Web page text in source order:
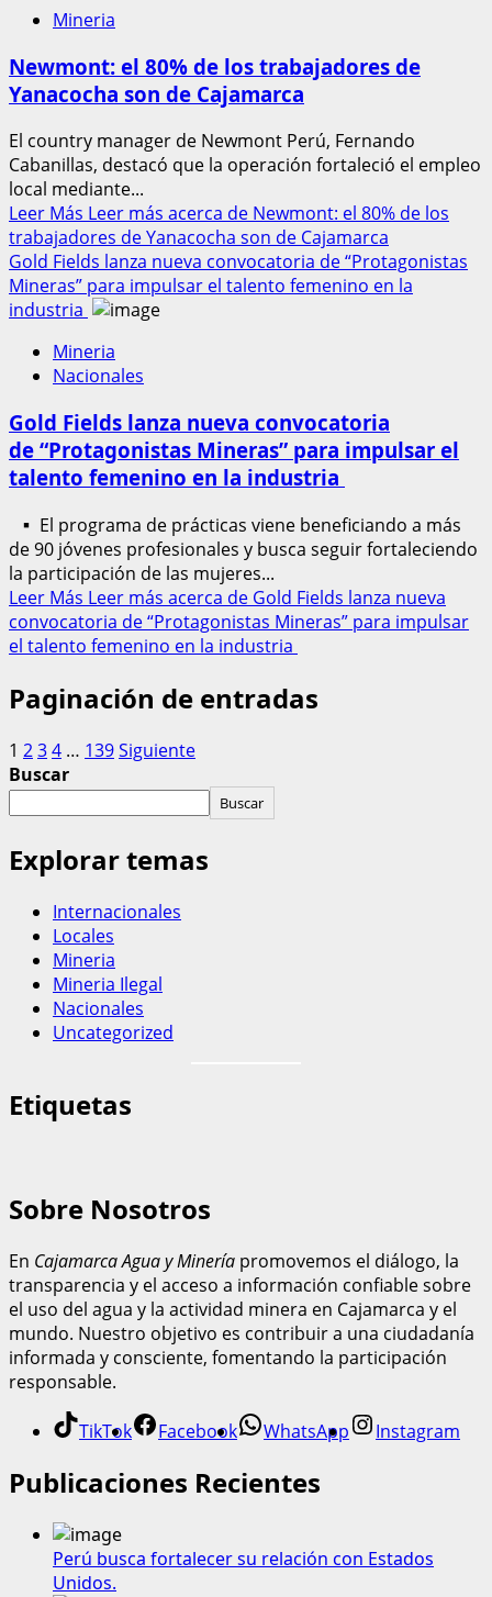
Mineria
Newmont: el 80% de los trabajadores de
Yanacocha son de Cajamarca
El country manager de Newmont Perú, Fernando
Cabanillas, destacó que la operación fortaleció el empleo
local mediante...
Leer Más Leer más acerca de Newmont: el 80% de los
trabajadores de Yanacocha son de Cajamarca
Gold Fields lanza nueva convocatoria de “Protagonistas
Mineras” para impulsar el talento femenino en la
industria
Mineria
Nacionales
Gold Fields lanza nueva convocatoria
de “Protagonistas Mineras” para impulsar el
talento femenino en la industria
▪ El programa de prácticas viene beneficiando a más
de 90 jóvenes profesionales y busca seguir fortaleciendo
la participación de las mujeres...
Leer Más Leer más acerca de Gold Fields lanza nueva
convocatoria de “Protagonistas Mineras” para impulsar
el talento femenino en la industria
Paginación de entradas
1 234 … 139Siguiente
Buscar
Buscar
Explorar temas
Internacionales
Locales
Mineria
Mineria Ilegal
Nacionales
Uncategorized
Etiquetas
Sobre Nosotros
En Cajamarca Agua y Minería promovemos el diálogo, la
transparencia y el acceso a información confiable sobre
el uso del agua y la actividad minera en Cajamarca y el
mundo. Nuestro objetivo es contribuir a una ciudadanía
informada y consciente, fomentando la participación
responsable.
TikTok Facebook WhatsApp Instagram
Publicaciones Recientes
Perú busca fortalecer su relación con Estados
Unidos.